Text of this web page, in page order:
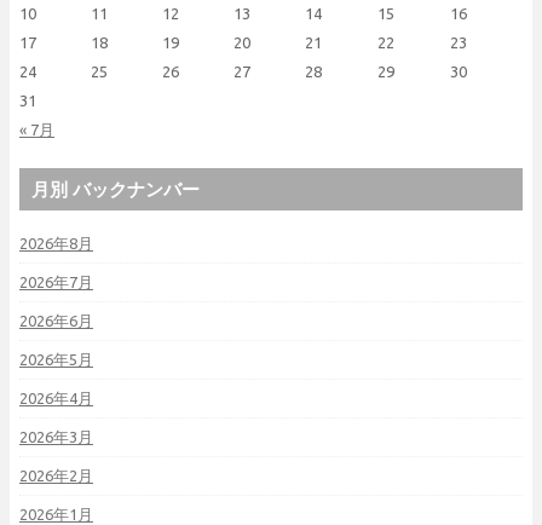
« 7月
10
11 12 13 14 15
16
17
18 19 20 21 22
23
24
25 26 27 28 29
30
31
月別 バックナンバー
2026年8月
2026年7月
2026年6月
2026年5月
2026年4月
2026年3月
2026年2月
2026年1月